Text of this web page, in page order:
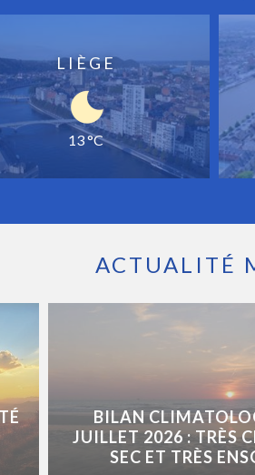
LIÈGE
13 °C
ACTUALITÉ
BILAN
JUILLET 2026 : TRÈS
SEC ET TRÈS